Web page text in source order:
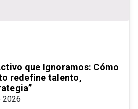
que Ignoramos: Cómo
redefine talento,
2026